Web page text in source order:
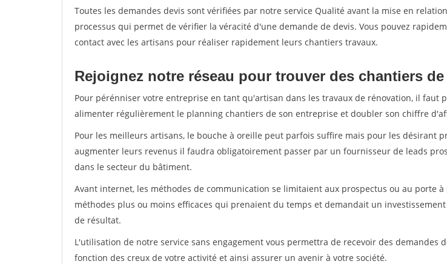
Toutes les demandes devis sont vérifiées par notre service Qualité avant la mise en
processus qui permet de vérifier la véracité d'une demande de devis. Vous pouvez
contact avec les artisans pour réaliser rapidement leurs chantiers travaux.
Rejoignez notre réseau pour trouver des chantiers
Pour pérénniser votre entreprise en tant qu'artisan dans les travaux de rénovation, il faut
alimenter régulièrement le planning chantiers de son entreprise et doubler son chiffre
Pour les meilleurs artisans, le bouche à oreille peut parfois suffire mais pour les désirant
augmenter leurs revenus il faudra obligatoirement passer par un fournisseur de leads
dans le secteur du bâtiment.
Avant internet, les méthodes de communication se limitaient aux prospectus ou au porte à
méthodes plus ou moins efficaces qui prenaient du temps et demandait un
de résultat.
L'utilisation de notre service sans engagement vous permettra de recevoir des demandes
fonction des creux de votre activité et ainsi assurer un avenir à votre société.